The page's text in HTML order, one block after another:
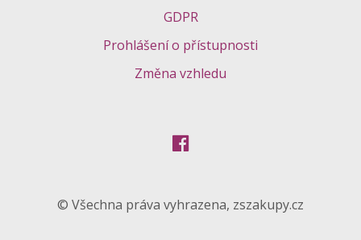
GDPR
Prohlášení o přístupnosti
Změna vzhledu
© Všechna práva vyhrazena, zszakupy.cz